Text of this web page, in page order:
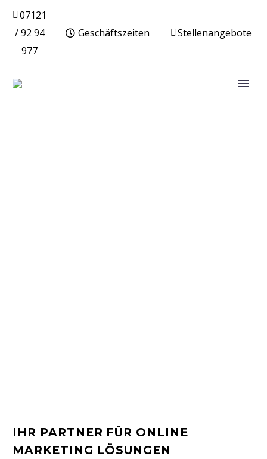
07121
/ 92 94
977
Geschäftszeiten Stellenangebote
IHR PARTNER FÜR ONLINE
MARKETING LÖSUNGEN